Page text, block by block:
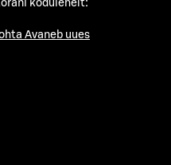
kodulehelt:
Avaneb uues